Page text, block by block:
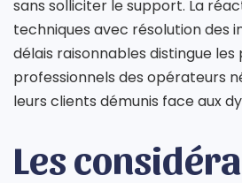
sans solliciter le support. La
techniques avec résolution des
délais raisonnables distingue
professionnels des opérateurs
leurs clients démunis face aux
Les